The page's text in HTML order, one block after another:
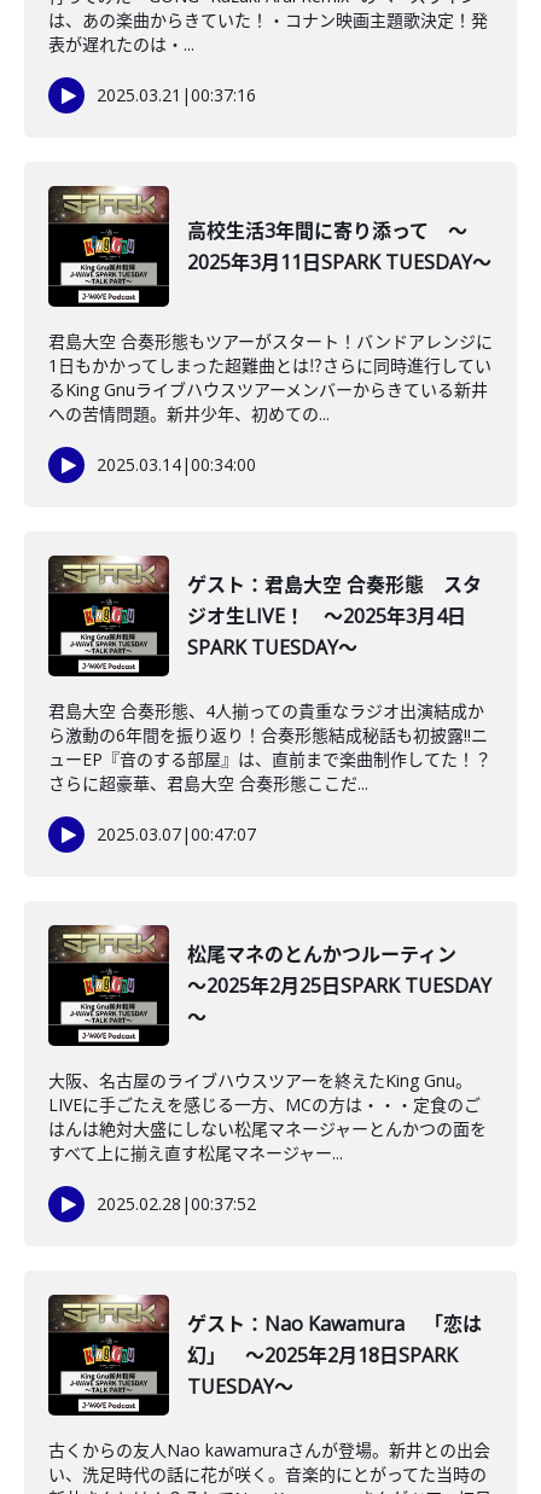
は、あの楽曲からきていた！・コナン映画主題歌決定！発
表が遅れたのは・...
2025.03.21 |00:37:16
高校生活3年間に寄り添って ～
2025年3月11日SPARK TUESDAY～
君島大空 合奏形態もツアーがスタート！バンドアレンジに
1日もかかってしまった超難曲とは⁉さらに同時進行してい
るKing Gnuライブハウスツアーメンバーからきている新井
への苦情問題。新井少年、初めての...
2025.03.14|00:34:00
ゲスト：君島大空 合奏形態 スタ
ジオ生LIVE！ ～2025年3月4日
SPARK TUESDAY～
君島大空 合奏形態、4人揃っての貴重なラジオ出演結成か
ら激動の6年間を振り返り！合奏形態結成秘話も初披露‼ニ
ューEP『音のする部屋』は、直前まで楽曲制作してた！？
さらに超豪華、君島大空 合奏形態ここだ...
2025.03.07|00:47:07
松尾マネのとんかつルーティン
～2025年2月25日SPARK TUESDAY
～
大阪、名古屋のライブハウスツアーを終えたKing Gnu。
LIVEに手ごたえを感じる一方、MCの方は・・・定食のご
はんは絶対大盛にしない松尾マネージャーとんかつの面を
すべて上に揃え直す松尾マネージャー...
2025.02.28 |00:37:52
ゲスト：Nao Kawamura 「恋は
幻」 ～2025年2月18日SPARK
TUESDAY～
古くからの友人Nao kawamuraさんが登場。新井との出会
い、洗足時代の話に花が咲く。音楽的にとがってた当時の